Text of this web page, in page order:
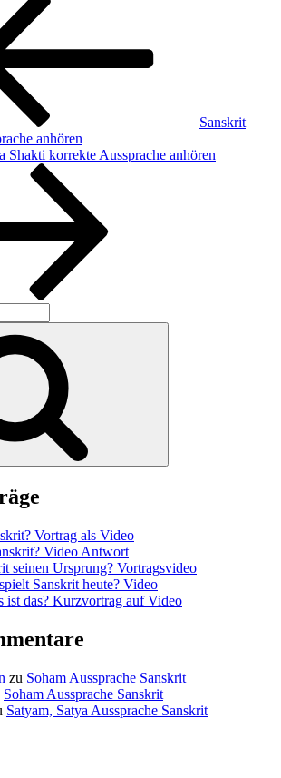
Sanskrit
anhören
Shakti korrekte Aussprache anhören
Vortrag als Video
Video Antwort
seinen Ursprung? Vortragsvideo
Sanskrit heute? Video
ist das? Kurzvortrag auf Video
zu Soham Aussprache Sanskrit
Soham Aussprache Sanskrit
Satyam, Satya Aussprache Sanskrit